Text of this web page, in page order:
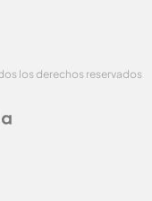
los derechos reservados